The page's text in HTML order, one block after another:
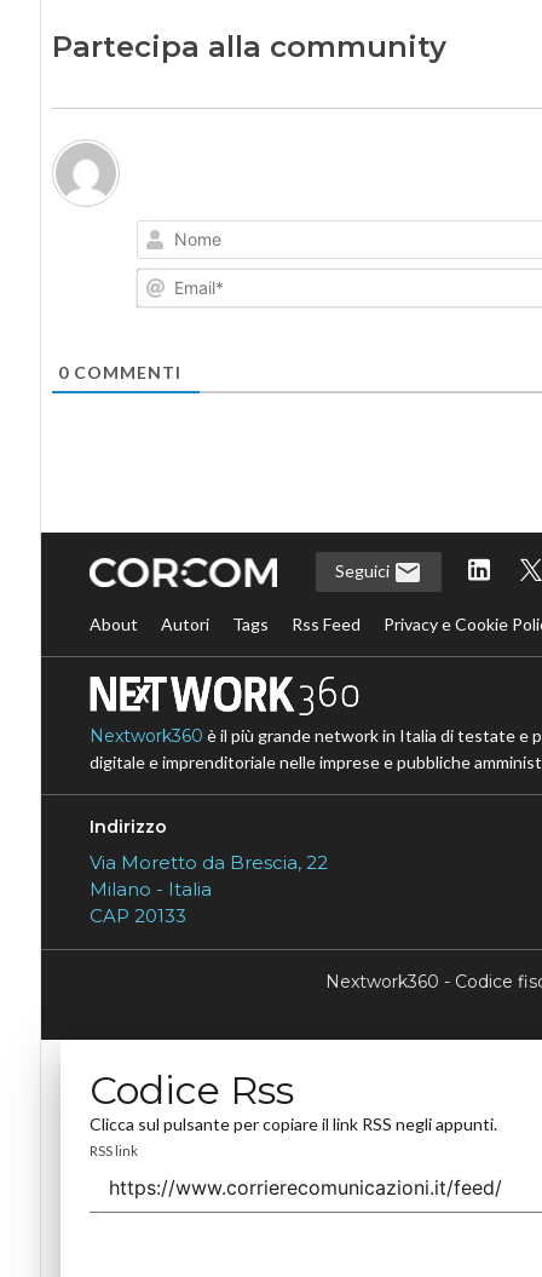
Partecipa alla community
0COMMENTI
Seguici
About Autori Tags Rss Feed Privacy e Cookie
Nextwork360 è il più grande network in Italia di testate e
digitale e imprenditoriale nelle imprese e pubbliche
Indirizzo
Via Moretto da Brescia, 22
Milano - Italia
CAP 20133
Nextwork360 - Codice
Codice Rss
Clicca sul pulsante per copiare il link RSS negli appunti.
RSS link